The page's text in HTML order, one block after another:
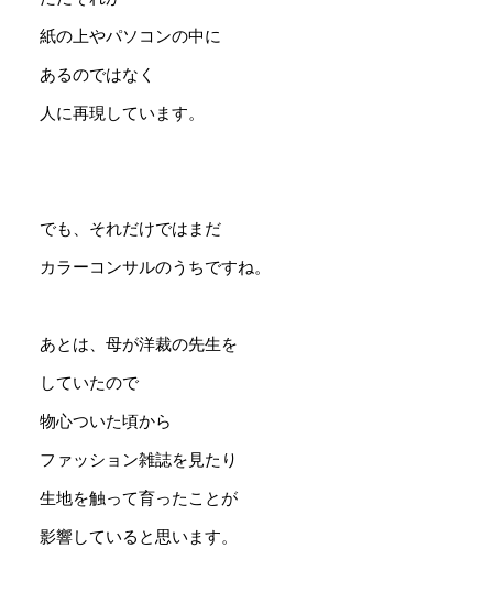
紙の上やパソコンの中に
あるのではなく
人に再現しています。
でも、それだけではまだ
カラーコンサルのうちですね。
あとは、母が洋裁の先生を
していたので
物心ついた頃から
ファッション雑誌を見たり
生地を触って育ったことが
影響していると思います。